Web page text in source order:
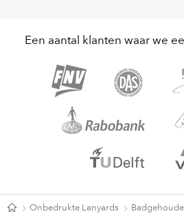
Een aantal klanten waar we
Onbedrukte Lanyards